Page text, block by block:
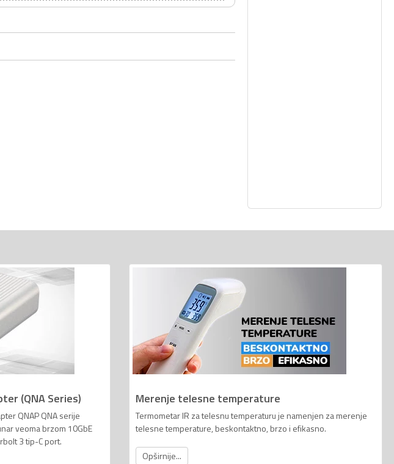
(QNA Series)
QNAP QNA serije
veoma brzom 10GbE
3 tip-C port.
Merenje telesne temperature
Termometar IR za telesnu temperaturu je namenjen za merenje
telesne temperature, beskontaktno, brzo i efikasno.
Opširnije...